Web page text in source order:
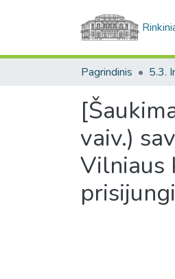
Pagrindinis
vaiv.)
Vilniaus